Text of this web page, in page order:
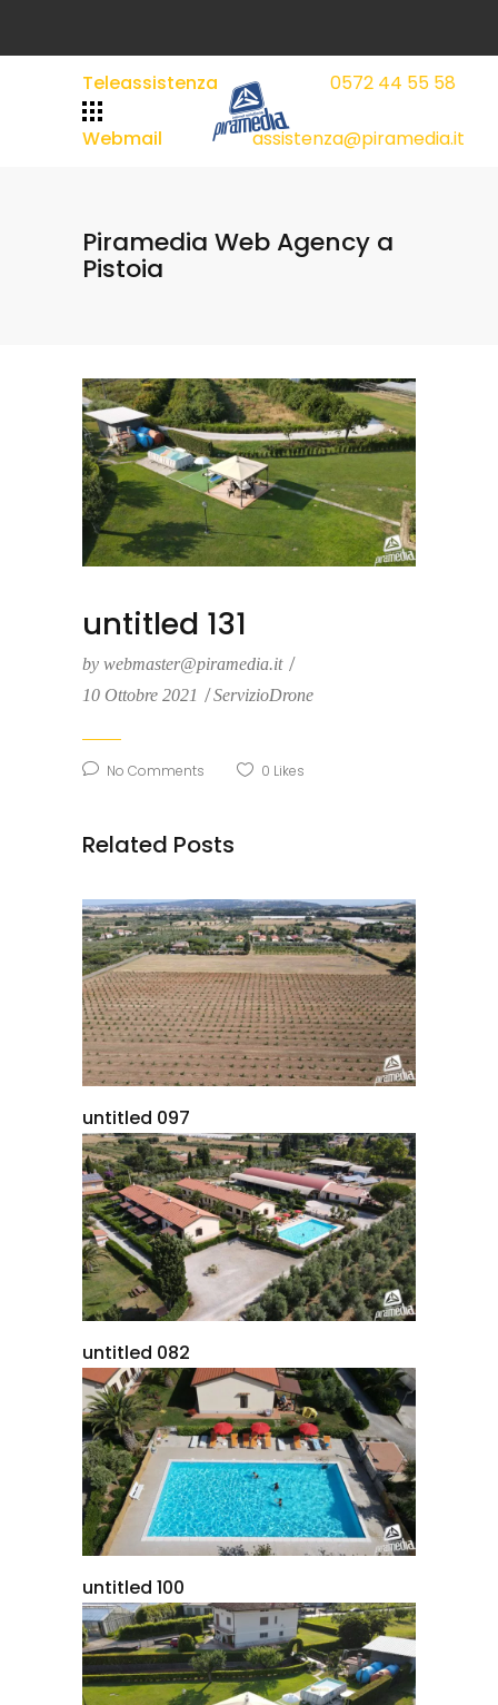
Teleassistenza
Webmail
0572 44 55 58
assistenza@piramedia.it
Piramedia Web Agency a
Pistoia
untitled 131
by webmaster@piramedia.it
10 Ottobre 2021
ServizioDrone
No Comments 0 Likes
Related Posts
untitled 097
untitled 082
untitled 100